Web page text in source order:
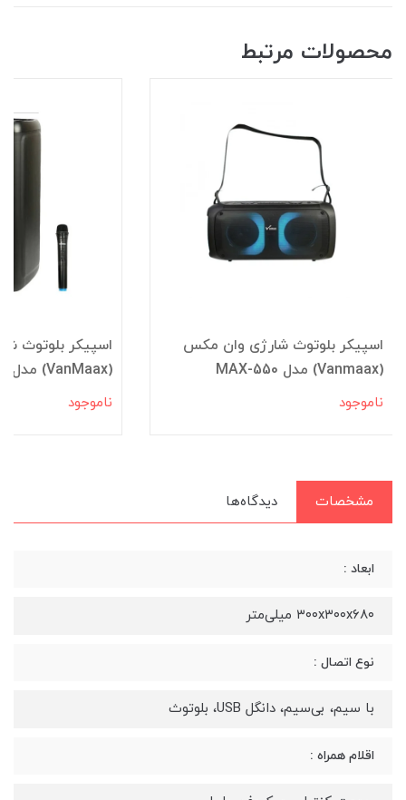
محصولات مرتبط
اسپیکر بلوتوث شارژی وان مکس
(Vanmaax) مدل MAX-550
ناموجود
اسپیکر بلوتوث
(VanMaax) مدل MAX-350
ناموجود
مشخصات دیدگاه‌ها
ابعاد :
۳۰۰x۳۰۰x۶۸۰ میلی‌متر
نوع اتصال :
با سیم، بی‌سیم، دانگل USB، بلوتوث
اقلام همراه :